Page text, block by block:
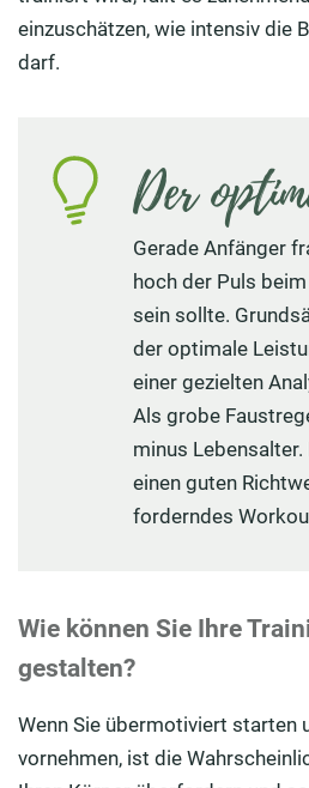
einzuschätzen, wie intensiv die
darf.
Der
Gerade Anfänger
hoch der Puls
sein sollte.
der optimale
einer gezielten
Als grobe
minus
einen guten
forderndes
Wie können Sie Ihre
gestalten?
Wenn Sie übermotiviert starten
vornehmen, ist die